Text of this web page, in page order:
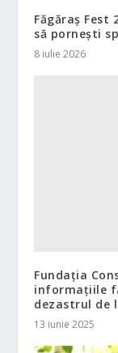
Făgăraș
să pornești
8 iulie 2026
Fundația
informațiile
dezastrul de
13 iunie 2025